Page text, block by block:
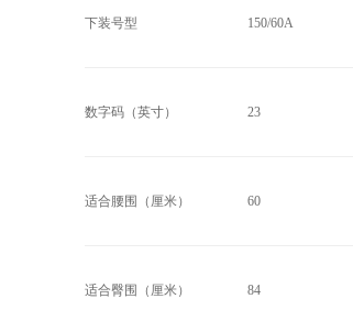
下装号型 150/60A
数字码（英寸） 23
适合腰围（厘米） 60
适合臀围（厘米） 84